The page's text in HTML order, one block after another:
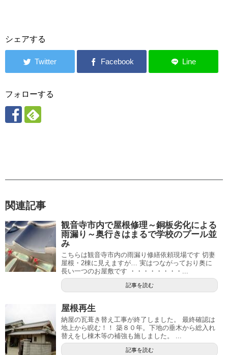
シェアする
フォローする
関連記事
観音寺市内で屋根修理～銅板劣化による
雨漏り～奥行きはまるで学校のプール並
み
こちらは観音寺市内の雨漏り修繕依頼現場です 切妻
屋根・2棟に見えますが… 実はつながっており奥に
長い一つのお屋敷です ・・・・・・・・...
記事を読む
屋根再生
納屋の瓦葺き替え工事が終了しました。 最終確認は
地上から睨む！！ 築８０年。下地の垂木から総入れ
替えをし棟木等の補強も施しました。 ...
記事を読む